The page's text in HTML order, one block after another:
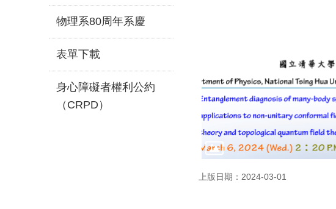
物理系80周年系慶
表單下載
身心障礙者權利公約
（CRPD）
上版日期：2024-03-01